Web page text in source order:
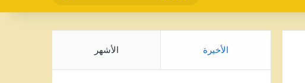
عن
الأخيرة الأشهر